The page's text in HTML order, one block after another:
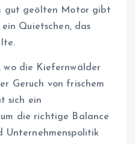
gut geölten Motor gibt
Quietschen, das
wo die Kiefernwälder
Geruch von frischem
sich ein
die richtige Balance
Unternehmenspolitik